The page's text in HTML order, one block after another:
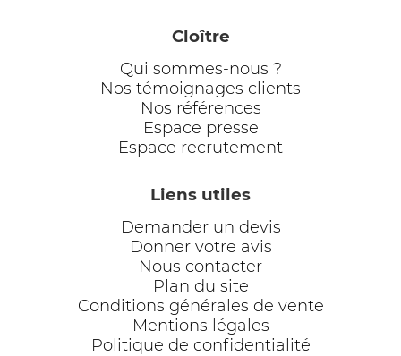
Cloître
Qui sommes-nous ?
Nos témoignages clients
Nos références
Espace presse
Espace recrutement
Liens utiles
Demander un devis
Donner votre avis
Nous contacter
Plan du site
Conditions générales de vente
Mentions légales
Politique de confidentialité